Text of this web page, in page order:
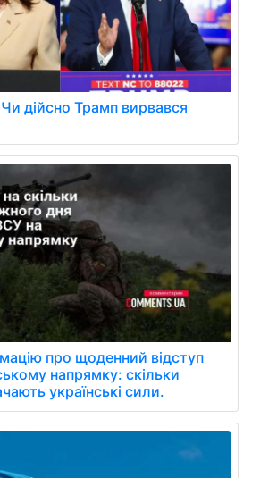
дійсно Трамп вирвався
про щоденний відступ
напрямку: скільки
українські сили.